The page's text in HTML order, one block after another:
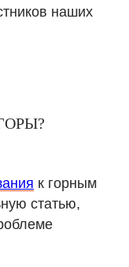
наших
к горным
статью,